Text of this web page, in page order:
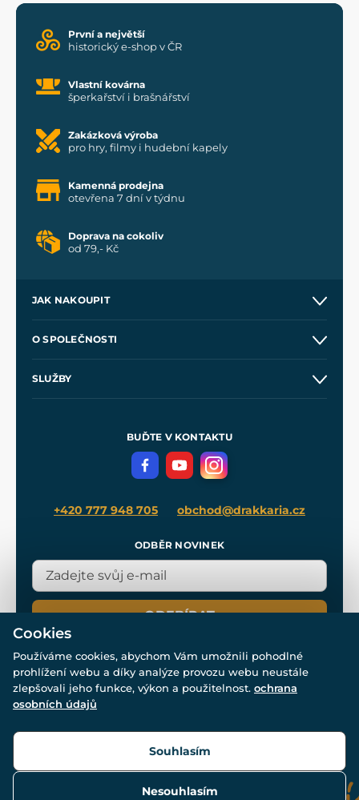
První a největší
historický e-shop v ČR
Vlastní kovárna
šperkařství i brašnářství
Zakázková výroba
pro hry, filmy i hudební kapely
Kamenná prodejna
otevřena 7 dní v týdnu
Doprava na cokoliv
od 79,- Kč
JAK NAKOUPIT
Velkoobchod
O SPOLEČNOSTI
SLUŽBY
Meče pro Kingdom Come
BUĎTE V KONTAKTU
+420 777 948 705 obchod@drakkaria.cz
ODBĚR NOVINEK
ODEBÍRAT
© Všechna práva vyhrazena. www.drakkaria.cz 2007-2026.
Cookies
Používáme cookies, abychom Vám umožnili pohodlné
prohlížení webu a díky analýze provozu webu neustále
zlepšovali jeho funkce, výkon a použitelnost. ochrana
osobních údajů
Nesouhlasím
Souhlasím